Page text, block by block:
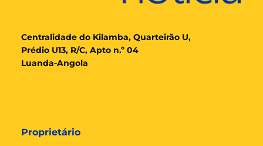
Centralidade do Kilamba, Quarteirão U,
Prédio U13, R/C, Apto n.º 04
Luanda-Angola
Proprietário